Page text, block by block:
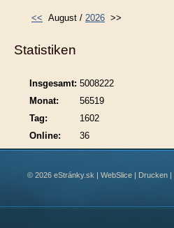
<< August / 2026 >>
Statistiken
Online: 36
Insgesamt: 5008222
Monat:
56519
Tag:
1602
© 2026 eStránky.sk WebSlice Drucken